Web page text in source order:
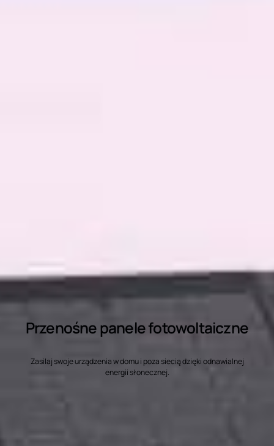
Przenośne panele fotowoltaiczne
Zasilaj swoje urządzenia w domu i poza siecią dzięki odnawialnej
energii słonecznej.